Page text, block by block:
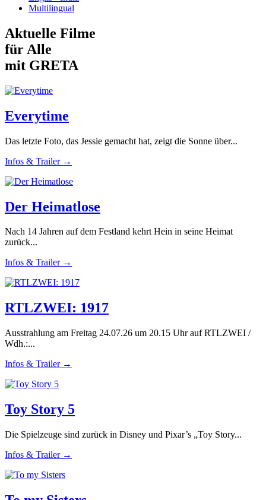
Multilingual
Aktuelle Filme
für Alle
mit GRETA
Everytime
Das letzte Foto, das Jessie gemacht hat, zeigt die Sonne über...
Infos & Trailer →
Der Heimatlose
Nach 14 Jahren auf dem Festland kehrt Hein in seine Heimat
zurück...
Infos & Trailer →
RTLZWEI: 1917
Ausstrahlung am Freitag 24.07.26 um 20.15 Uhr auf RTLZWEI /
Wdh.:...
Infos & Trailer →
Toy Story 5
Die Spielzeuge sind zurück in Disney und Pixar’s „Toy Story...
Infos & Trailer →